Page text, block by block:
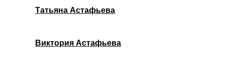
Татьяна Астафьева
Виктория Астафьева